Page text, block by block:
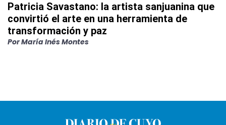
Patricia Savastano: la artista sanjuanina que
convirtió el arte en una herramienta de
transformación y paz
PorMaría Inés Montes